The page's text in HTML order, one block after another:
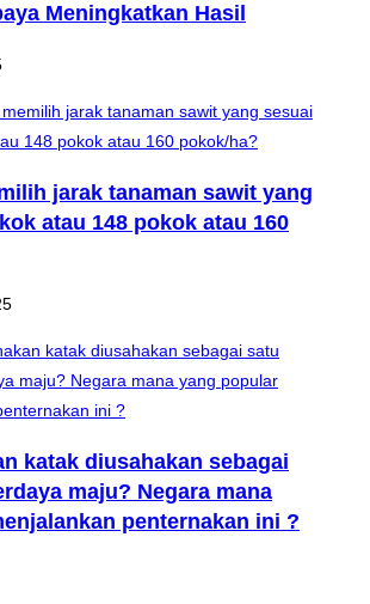
Meningkatkan Hasil
jarak tanaman sawit yang
atau 148 pokok atau 160
katak diusahakan sebagai
maju? Negara mana
penternakan ini ?